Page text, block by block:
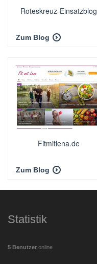
Roteskreuz-Einsatzblog
Zum Blog
Fitmitlena.de
Zum Blog
Statistik
5 Benutzer online